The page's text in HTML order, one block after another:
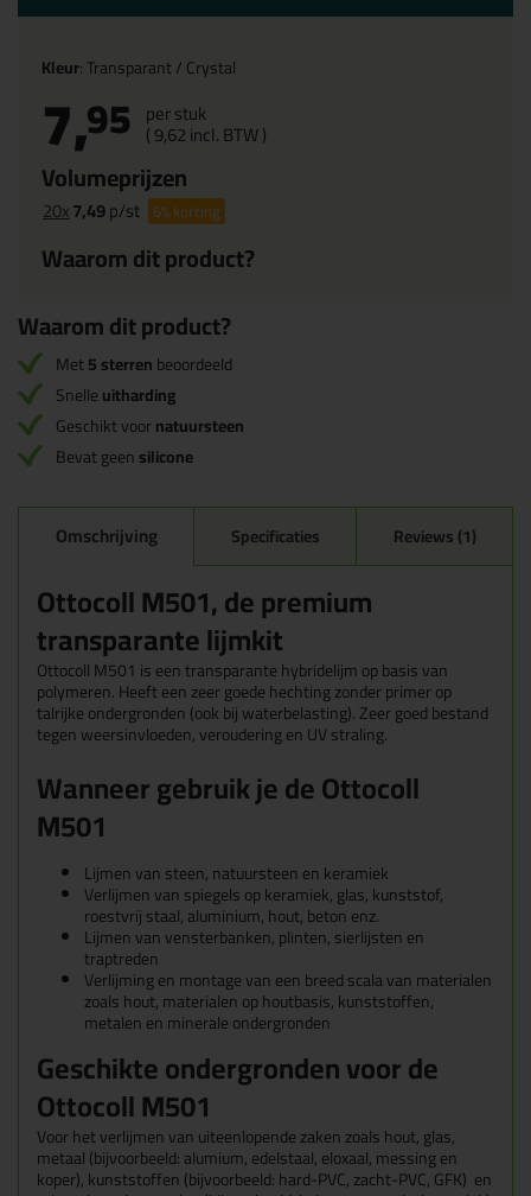
Kleur: Transparant / Crystal
7,95 per stuk
(9,62incl. BTW )
Volumeprijzen
20x7,49p/st 6%korting
Waarom dit product?
Waarom dit product?
Met5 sterrenbeoordeeld
Snelleuitharding
Geschikt voornatuursteen
Bevat geensilicone
Omschrijving Specificaties Reviews (1)
Ottocoll M501, de premium
transparante lijmkit
Ottocoll M501 is een transparante hybridelijm op basis van
polymeren. Heeft een zeer goede hechting zonder primer op
talrijke ondergronden (ook bij waterbelasting). Zeer goed bestand
tegen weersinvloeden, veroudering en UV straling.
Wanneer gebruik je de Ottocoll
M501
Lijmen van steen, natuursteen en keramiek
Verlijmen van spiegels op keramiek, glas, kunststof,
roestvrij staal, aluminium, hout, beton enz.
Lijmen van vensterbanken, plinten, sierlijsten en
traptreden
Verlijming en montage van een breed scala van materialen
zoals hout, materialen op houtbasis, kunststoffen,
metalen en minerale ondergronden
Geschikte ondergronden voor de
Ottocoll M501
Voor het verlijmen van uiteenlopende zaken zoals hout, glas,
metaal (bijvoorbeeld: alumium, edelstaal, eloxaal, messing en
koper), kunststoffen (bijvoorbeeld: hard-PVC, zacht-PVC, GFK) en